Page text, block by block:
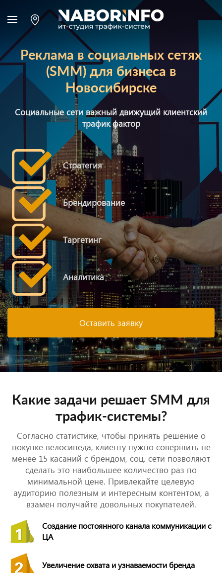
Реклама в социальных сетях
(SMM) для бизнеса в
Новосибирске
Социальные сети важный движущий клиентский
трафик фактор
Стратегия
Брендирование
Таргетинг
Аналитика
Оставить заявку
Какие задачи решает SMM для
трафик-системы?
Согласно статистике, чтобы принять решение о
покупке велосипеда, клиенту нужно совершить не
менее 15 касаний с брендом, соц. сети позволяют
сделать это наибольшее количество раз по
минимальной цене. Привлекайте целевую
аудиторию полезным и интересным контентом, а
взамен получайте довольных покупателей.
Создание постоянного канала коммуникации с
ЦА
Увеличение охвата и узнаваемости бренда